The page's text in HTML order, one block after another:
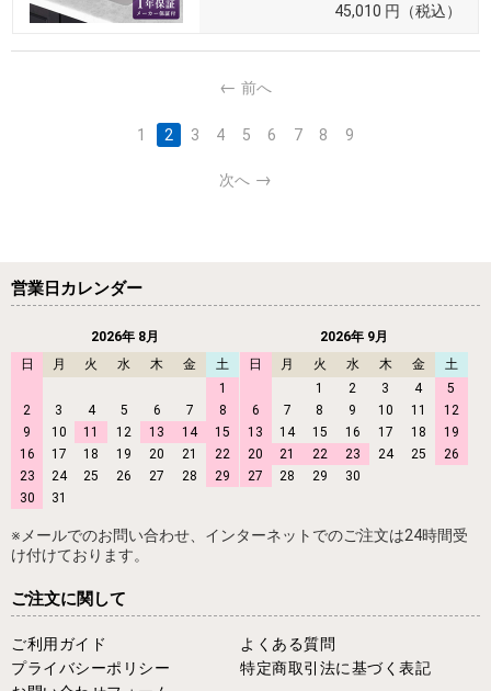
45,010 円 （税込）
前へ
1 2 3 4 5 6 7 8 9
次へ
営業日カレンダー
2026年 8月
日
月 火 水 木 金
土
1
2
3 4 5 6 7
8
9
10 11 12 13 14
15
16
17 18 19 20 21
22
23
24 25 26 27 28
29
30
31
2026年 9月
日
月 火 水 木 金
土
1
2 3 4
5
6
7 8 9 10 11
12
13
14 15 16 17 18
19
20
21 22 23 24 25
26
27
28 29 30
※メールでのお問い合わせ、インターネットでのご注文は24時間受
け付けております。
ご注文に関して
ご利用ガイド
よくある質問
プライバシーポリシー
特定商取引法に基づく表記